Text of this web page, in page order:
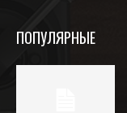
ПОПУЛЯРНЫЕ